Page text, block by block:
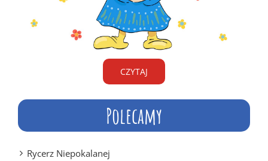
CZYTAJ
Polecamy
Rycerz Niepokalanej